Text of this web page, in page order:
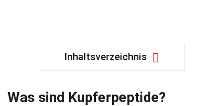
Inhaltsverzeichnis
Was sind Kupferpeptide?